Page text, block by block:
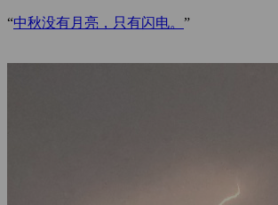
“中秋没有月亮，只有闪电。 ”